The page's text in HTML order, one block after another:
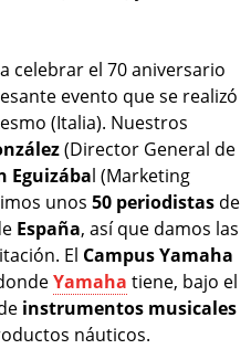
celebrar el 70 aniversario
evento que se realizó
(Italia). Nuestros
(Director General de
Eguizábal (Marketing
unos 50 periodistas de
España, así que damos las
El Campus Yamaha
Yamaha tiene, bajo el
instrumentos musicales
náuticos.